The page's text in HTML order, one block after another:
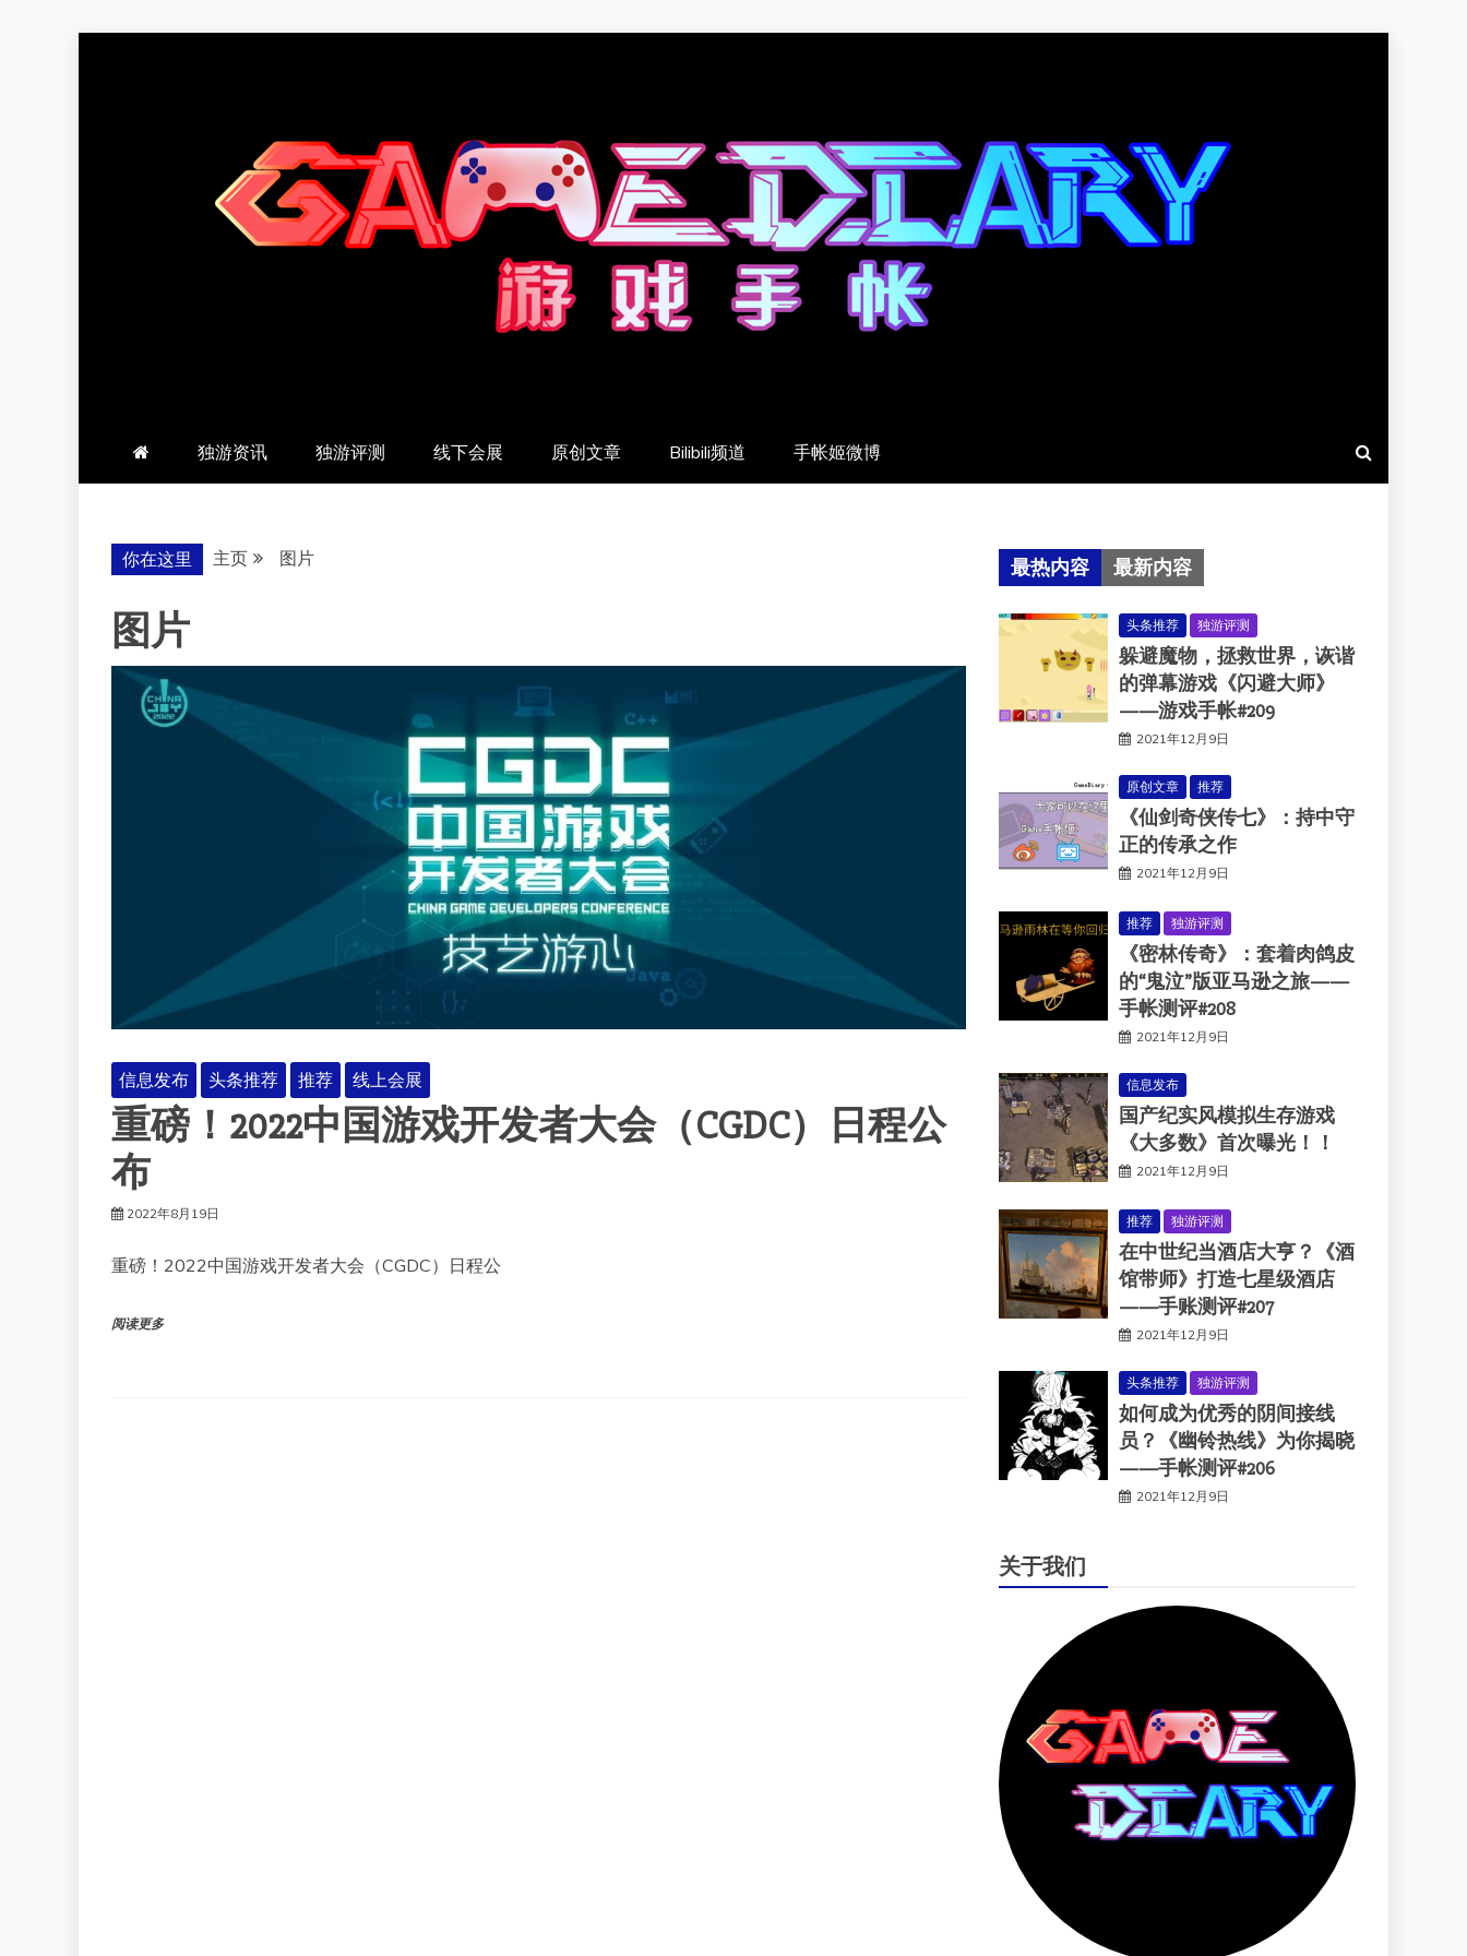
羽风手帐姬
独游资讯 独游评测 线下会展 原创文章 Bilibili频道 手帐姬微博
你在这里 主页 图片
图片
信息发布 头条推荐 推荐 线上会展
重磅！2022中国游戏开发者大会（CGDC）日程公
布
2022年8月19日
重磅！2022中国游戏开发者大会（CGDC）日程公
阅读更多
最热内容 最新内容
头条推荐 独游评测
躲避魔物，拯救世界，诙谐
的弹幕游戏《闪避大师》
——游戏手帐#209
2021年12月9日
原创文章 推荐
《仙剑奇侠传七》：持中守
正的传承之作
2021年12月9日
推荐 独游评测
《密林传奇》：套着肉鸽皮
的“鬼泣”版亚马逊之旅——
手帐测评#208
2021年12月9日
信息发布
国产纪实风模拟生存游戏
《大多数》首次曝光！！
2021年12月9日
推荐 独游评测
在中世纪当酒店大亨？《酒
馆带师》打造七星级酒店
——手账测评#207
2021年12月9日
头条推荐 独游评测
如何成为优秀的阴间接线
员？《幽铃热线》为你揭晓
——手帐测评#206
2021年12月9日
关于我们